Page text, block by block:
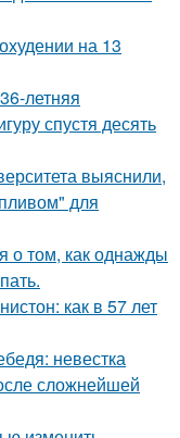
на 13
летняя
спустя десять
выяснили,
для
о том, как однажды
как в 57 лет
невестка
сложнейшей